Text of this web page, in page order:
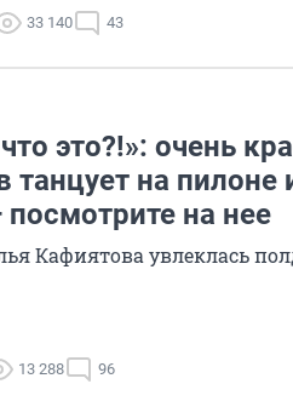
33 140 43
это?!»: очень
танцует на
посмотрите на нее
Кафиятова увлеклась
13 288 96